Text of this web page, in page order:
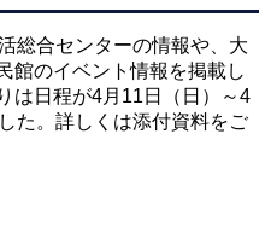
総合センターの情報や、大
館のイベント情報を掲載し
は日程が4月11日（日）～4
た。詳しくは添付資料をご